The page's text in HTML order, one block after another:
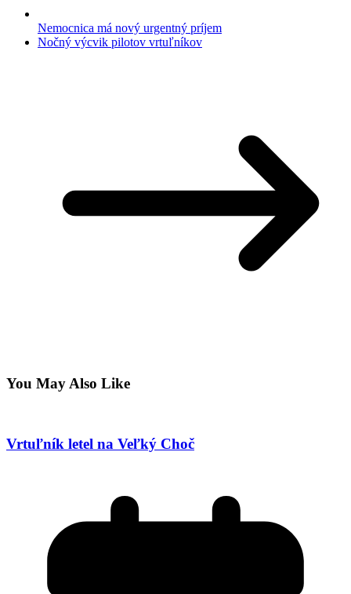
Nemocnica má nový urgentný príjem
Nočný výcvik pilotov vrtuľníkov
You May Also Like
Vrtuľník letel na Veľký Choč